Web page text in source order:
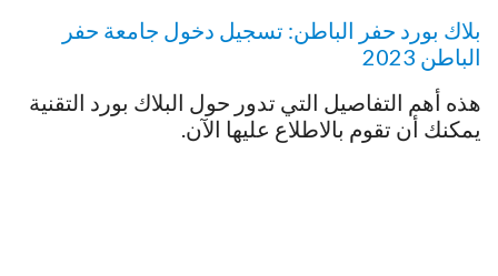
بلاك بورد حفر الباطن: تسجيل دخول جامعة حفر
الباطن 2023
هذه أهم التفاصيل التي تدور حول البلاك بورد التقنية
يمكنك أن تقوم بالاطلاع عليها الآن.